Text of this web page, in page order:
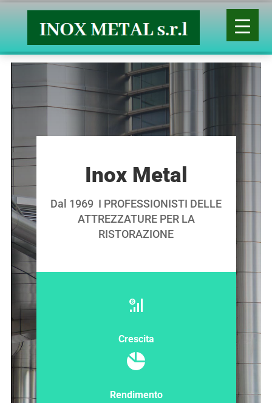
Inox Metal
Dal 1969 I PROFESSIONISTI DELLE
ATTREZZATURE PER LA
RISTORAZIONE
Crescita
Rendimento